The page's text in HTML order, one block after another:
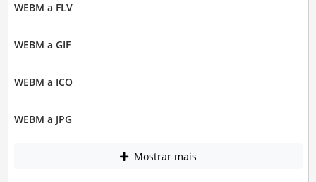
WEBM a FLV
WEBM a GIF
WEBM a ICO
WEBM a JPG
Mostrar mais